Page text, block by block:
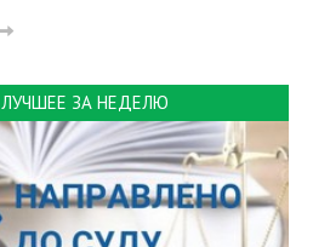
ЛУЧШЕЕ ЗА НЕДЕЛЮ